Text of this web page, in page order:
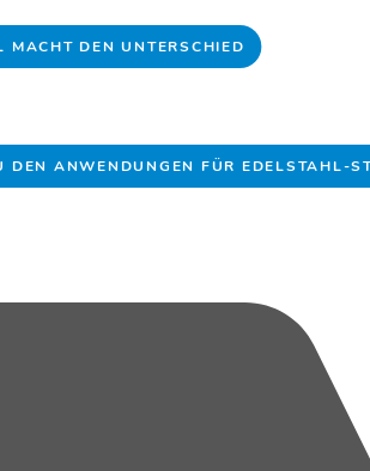
MACHT DEN UNTERSCHIED
DEN ANWENDUNGEN FÜR EDELSTAHL-